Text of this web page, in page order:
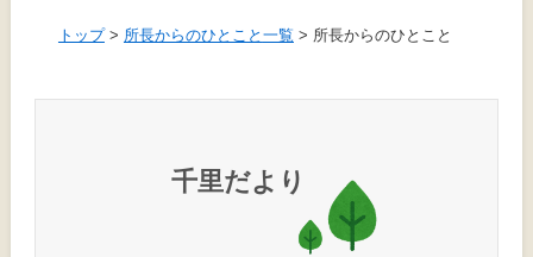
トップ> 所長からのひとこと 一覧 > 所長からのひとこと
千里だより